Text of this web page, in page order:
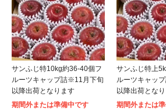
サンふじ特10kg約36-40個フ
ルーツキャップ詰※11月下旬
以降出荷となります
期間外または準備中です
サンふじ特上
ルーツキャッ
以降出荷とな
期間外または